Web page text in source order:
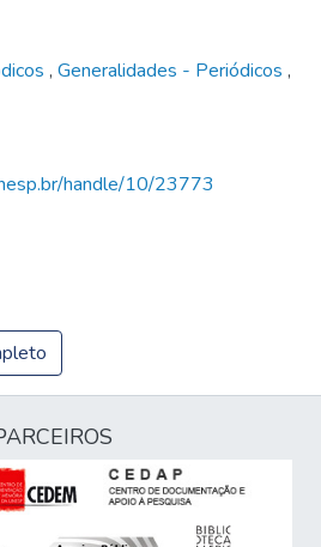
, Generalidades - Periódicos ,
handle/10/23773